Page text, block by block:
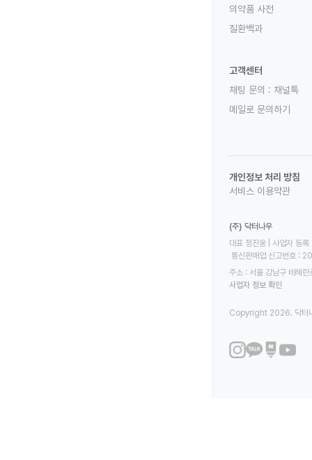
의약품 사전
질환백과
고객센터
채팅 문의 : 채널톡
메일로 문의하기
개인정보 처리 방침
서비스 이용약관
(주) 닥터나우
대표 정진웅 | 사업자
통신판매업 신고번호
주소 : 서울 강남구 테헤
사업자 정보 확인
Copyright 2026. 닥터